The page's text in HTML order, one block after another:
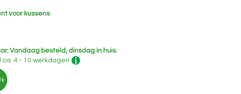
voor kussens
Vandaag besteld, dinsdag in huis.
ca. 4 - 10 werkdagen